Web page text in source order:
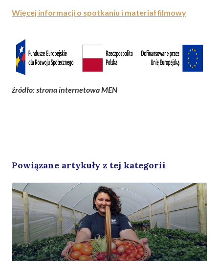
Więcej informacji o spotkaniu i materiał filmowy
źródło: strona internetowa MEN
Powiązane artykuły z tej kategorii